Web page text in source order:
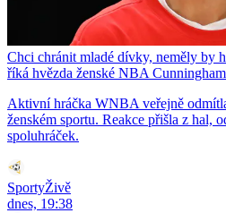
Chci chránit mladé dívky, neměly by
říká hvězda ženské NBA
Aktivní hráčka WNBA veřejně
ženském sportu. Reakce přišla z hal,
spoluhráček.
SportyŽivě
dnes, 19:38